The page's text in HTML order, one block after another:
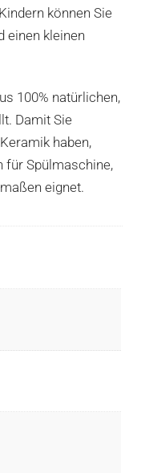
können Sie
einen kleinen
100% natürlichen,
Damit Sie
haben,
für Spülmaschine,
eignet.